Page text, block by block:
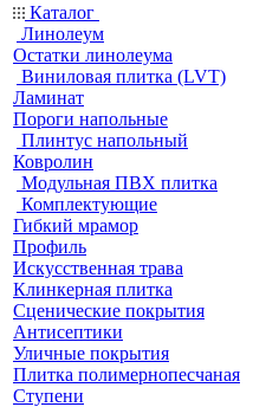
Каталог
Линолеум
Остатки линолеума
Виниловая плитка (LVT)
Ламинат
Пороги напольные
Плинтус напольный
Ковролин
Модульная ПВХ плитка
Комплектующие
Гибкий мрамор
Профиль
Искусственная трава
Клинкерная плитка
Сценические покрытия
Антисептики
Уличные покрытия
Плитка полимернопесчаная
Ступени